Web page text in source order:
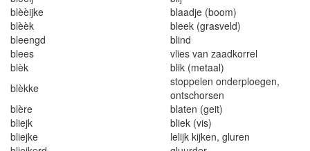
blèèijke blaadje (boom)
blèèk bleek (grasveld)
bleengd
blind
blees
vlies van zaadkorrel
blèk
blik (metaal)
blèkke
stoppelen onderploegen,
ontschorsen
blère
blaten (geit)
bliejk bliek (vis)
bliejke lelijk kijken, gluren